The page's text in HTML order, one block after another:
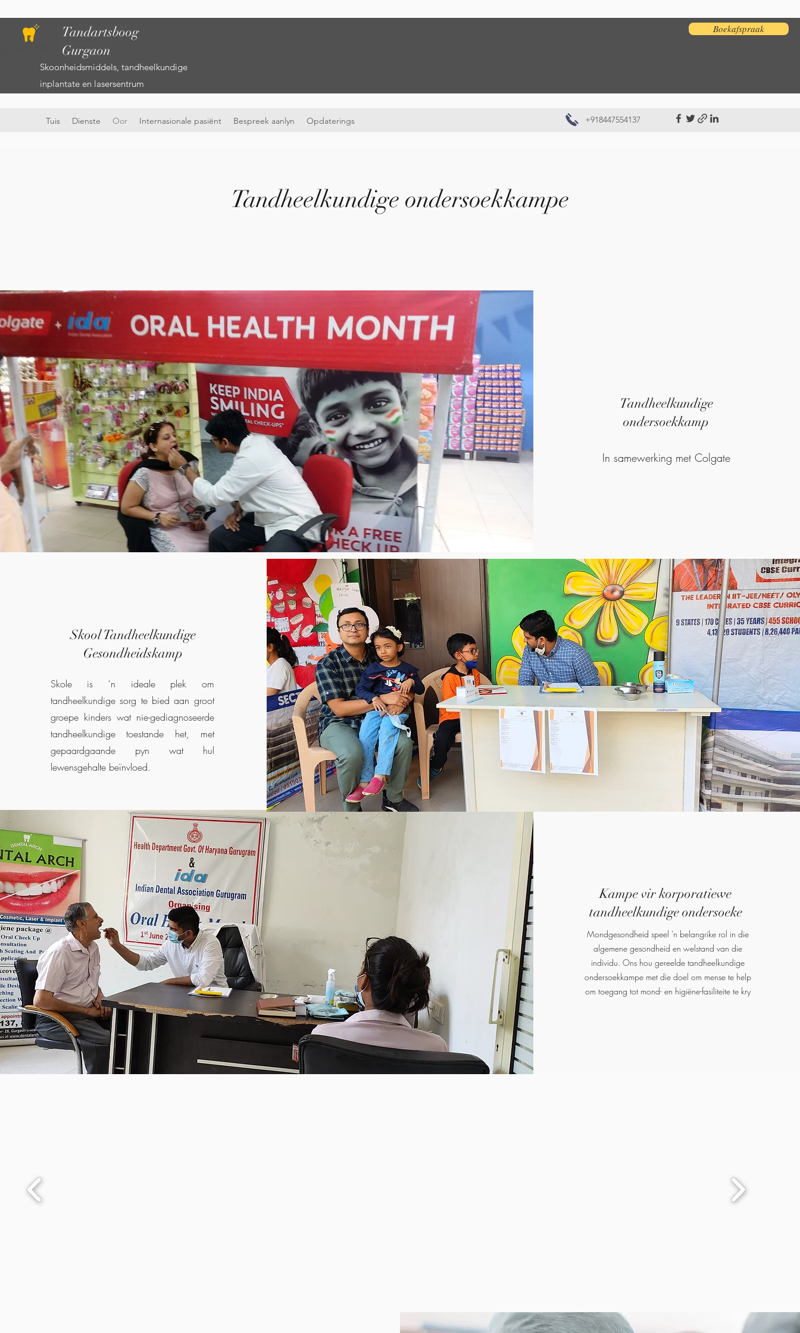
Tandartsboog
Gurgaon
Skoonheidsmiddels, tandheelkundige
inplantate en lasersentrum
Boekafspraak
Tuis Dienste Oor Internasionale pasiënt Bespreek aanlyn Opdaterings +918447554137
Tandheelkundige ondersoekkampe
Tandheelkundige
ondersoekkamp
In samewerking met Colgate
Kampe vir korporatiewe
tandheelkundige ondersoeke
Mondgesondheid speel 'n belangrike rol in die
algemene gesondheid en welstand van die
individu. Ons hou gereelde tandheelkundige
ondersoekkampe met die doel om mense te help
om toegang tot mond- en higiëne-fasiliteite te kry
Skool Tandheelkundige
Gesondheidskamp
Skole is 'n ideale plek om
tandheelkundige sorg te bied aan groot
groepe kinders wat nie-gediagnoseerde
tandheelkundige toestande het, met
gepaardgaande pyn wat hul
lewensgehalte beïnvloed.